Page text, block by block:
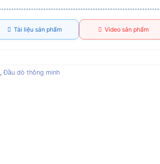
Tài liệu sản phẩm Video sản phẩm
,Đầu dò thông minh